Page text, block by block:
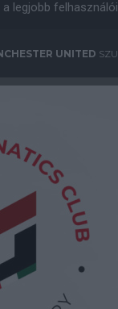
legjobb
UNITED